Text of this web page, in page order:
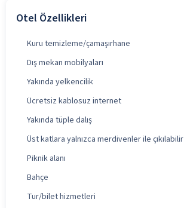
Otel Özellikleri
Kuru temizleme/çamaşırhane
Dış mekan mobilyaları
Yakında yelkencilik
Ücretsiz kablosuz internet
Yakında tüple dalış
Üst katlara yalnızca merdivenler ile çıkılabilir
Piknik alanı
Bahçe
Tur/bilet hizmetleri